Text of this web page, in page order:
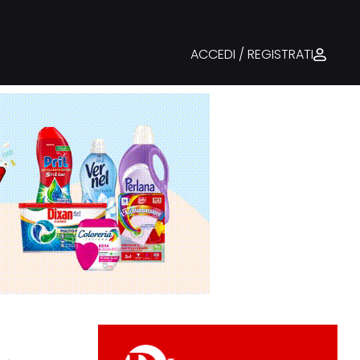
ACCEDI / REGISTRATI